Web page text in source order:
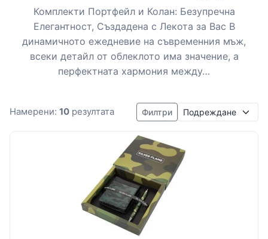
Комплекти Портфейл и Колан: Безупречна
Елегантност, Създадена с Лекота за Вас В
динамичното ежедневие на съвременния мъж,
всеки детайл от облеклото има значение, а
перфектната хармония между…
Намерени: 10 резултата Филтри Подреждане